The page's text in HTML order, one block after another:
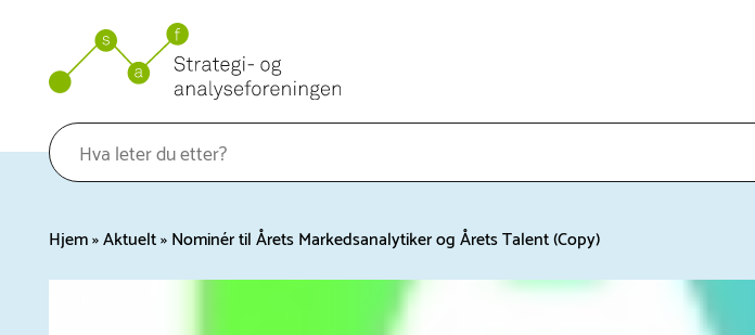
Hjem»Aktuelt»Nominér til Årets Markedsanalytiker og Årets Talent (Copy)